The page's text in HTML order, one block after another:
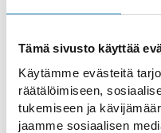
Tämä sivusto käyttää
Käytämme evästeitä
räätälöimiseen,
tukemiseen ja
jaamme sosiaalisen
children's section
Industrial Workers'
which is open
in Ritikanranta,
Taimenkuja 7,